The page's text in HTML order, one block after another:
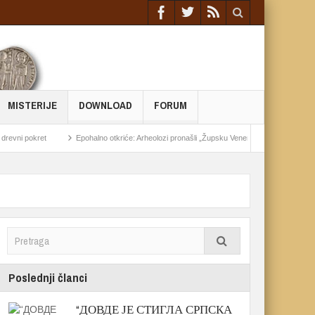
MISTERIJE DOWNLOAD FORUM
Epohalno otkriće: Arheolozi pronašli „Župsku Veneru“ staru 6 hiljada godina
Poslednji članci
“ДОВДЕ ЈЕ СТИГЛА СРПСКА